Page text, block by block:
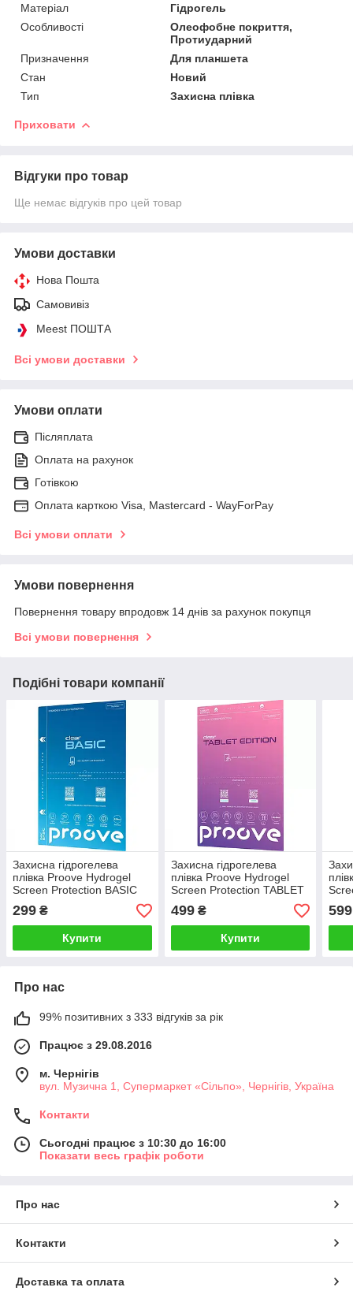
Матеріал
Гідрогель
Особливості
Олеофобне покриття,
Протиударний
Призначення
Для планшета
Стан
Новий
Тип
Захисна плівка
Приховати
Відгуки про товар
Ще немає відгуків про цей товар
Умови доставки
Нова Пошта
Самовивіз
Meest ПОШТА
Всі умови доставки
Умови оплати
Післяплата
Оплата на рахунок
Готівкою
Оплата карткою Visa, Mastercard - WayForPay
Всі умови оплати
Умови повернення
Повернення товару впродовж 14 днів за рахунок покупця
Всі умови повернення
Подібні товари компанії
Захисна гідрогелева
плівка Proove Hydrogel
Screen Protection BASIC
Clear
299 ₴
Купити
Захисна гідрогелева
плівка Proove Hydrogel
Screen Protection TABLET
EDITION Clear
499₴
Купити
599
Про нас
99% позитивних з 333 відгуків за рік
Працює з 29.08.2016
м. Чернігів
вул. Музична 1, Супермаркет «Сільпо», Чернігів, Україна
Контакти
Сьогодні працює з 10:30 до 16:00
Показати весь графік роботи
Про нас
Контакти
Доставка та оплата